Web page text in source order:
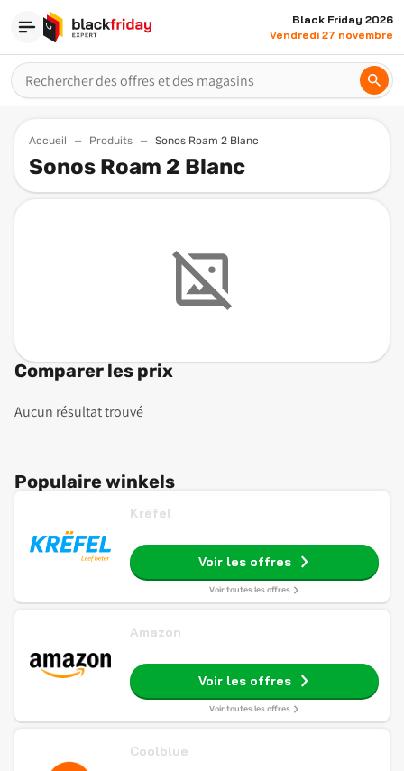
Black Friday 2026
Vendredi 27 novembre
Accueil Produits Sonos Roam 2 Blanc
Sonos Roam 2 Blanc
Comparer les prix
Aucun résultat trouvé
Populaire winkels
Krëfel
Voir les offres
Voir toutes les offres
Amazon
Voir les offres
Voir toutes les offres
Coolblue